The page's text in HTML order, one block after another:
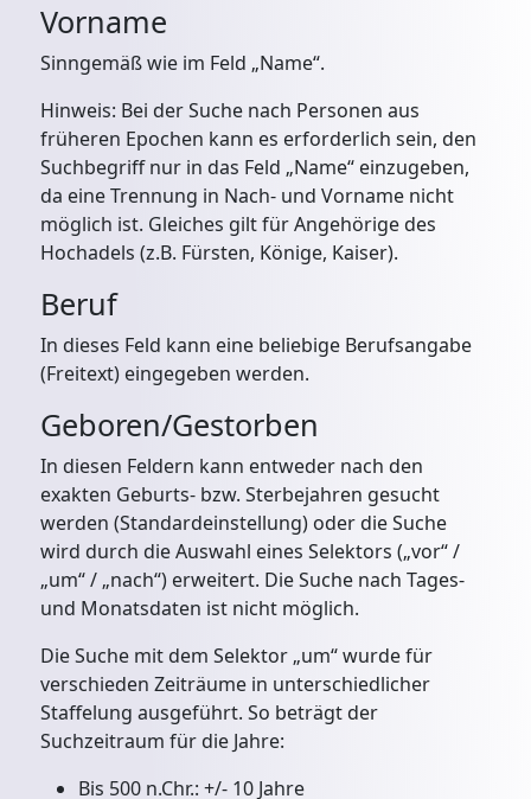
Vorname
Sinngemäß wie im Feld „Name“.
Hinweis: Bei der Suche nach Personen aus
früheren Epochen kann es erforderlich sein, den
Suchbegriff nur in das Feld „Name“ einzugeben,
da eine Trennung in Nach- und Vorname nicht
möglich ist. Gleiches gilt für Angehörige des
Hochadels (z.B. Fürsten, Könige, Kaiser).
Beruf
In dieses Feld kann eine beliebige Berufsangabe
(Freitext) eingegeben werden.
Geboren/Gestorben
In diesen Feldern kann entweder nach den
exakten Geburts- bzw. Sterbejahren gesucht
werden (Standardeinstellung) oder die Suche
wird durch die Auswahl eines Selektors („vor“ /
„um“ / „nach“) erweitert. Die Suche nach Tages-
und Monatsdaten ist nicht möglich.
Die Suche mit dem Selektor „um“ wurde für
verschieden Zeiträume in unterschiedlicher
Staffelung ausgeführt. So beträgt der
Suchzeitraum für die Jahre:
Bis 500 n.Chr.: +/- 10 Jahre